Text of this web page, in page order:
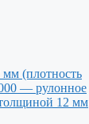
мм (плотность
— рулонное
12 мм